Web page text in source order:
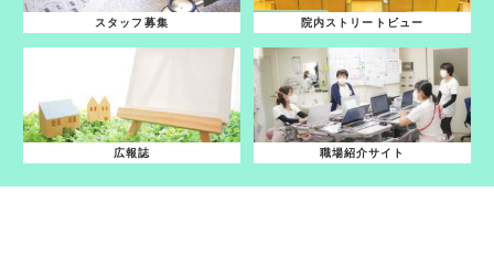
スタッフ募集 院内ストリートビュー
広報誌 職場紹介サイト